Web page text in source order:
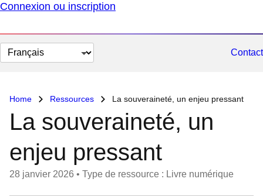
Connexion ou inscription
Changer
la
Contact
Home Ressources La souveraineté, un enjeu pressant
La souveraineté, un
enjeu pressant
28 janvier 2026 • Type de ressource : Livre numérique